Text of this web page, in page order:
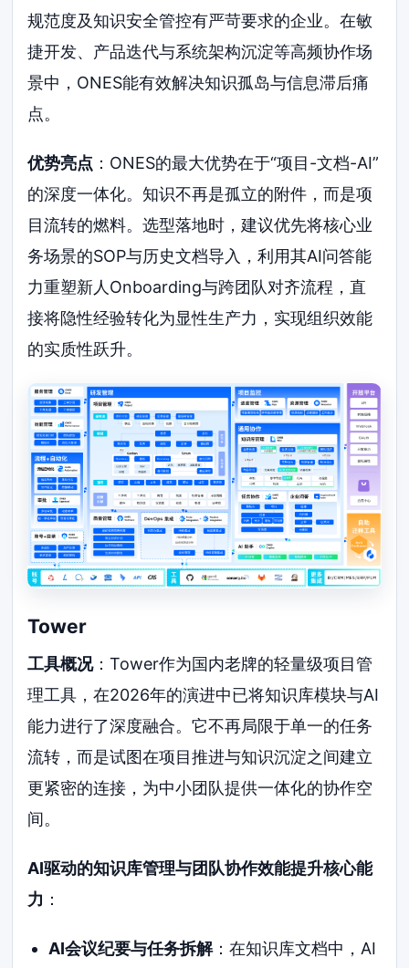
规范度及知识安全管控有严苛要求的企业。在敏
捷开发、产品迭代与系统架构沉淀等高频协作场
景中，ONES能有效解决知识孤岛与信息滞后痛
点。
优势亮点 ：ONES的最大优势在于“项目-文档-AI”
的深度一体化。知识不再是孤立的附件，而是项
目流转的燃料。选型落地时，建议优先将核心业
务场景的SOP与历史文档导入，利用其AI问答能
力重塑新人Onboarding与跨团队对齐流程，直
接将隐性经验转化为显性生产力，实现组织效能
的实质性跃升。
Tower
工具概况：Tower作为国内老牌的轻量级项目管
理工具，在2026年的演进中已将知识库模块与AI
能力进行了深度融合。它不再局限于单一的任务
流转，而是试图在项目推进与知识沉淀之间建立
更紧密的连接，为中小团队提供一体化的协作空
间。
AI驱动的知识库管理与团队协作效能提升核心能
力 ：
AI会议纪要与任务拆解：在知识库文档中，AI